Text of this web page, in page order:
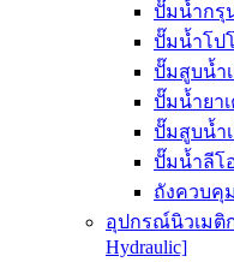
ปั๊มน้ำกรุน
ปั๊มน้ำโปโ
ปั๊มสูบน้ำเ
ปั๊มน้ำยาเ
ปั๊มสูบน้ำเ
ปั๊มน้ำลีโอ
ถังควบคุม
อุปกรณ์นิวเมติก
Hydraulic]